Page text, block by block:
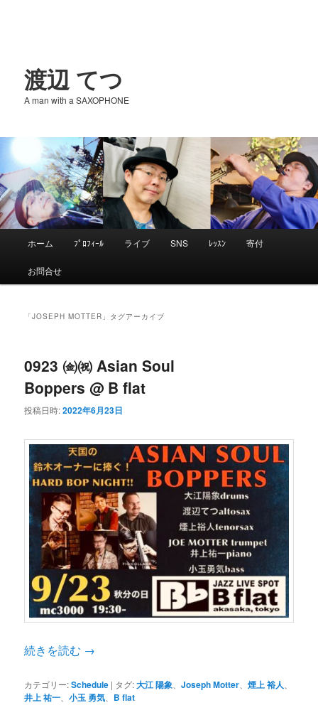
渡辺 てつ
A man with a SAXOPHONE
メ
イ
ン
コ
ン
テ
ン
ツ
へ
移
動
サ
ブ
コ
ン
テ
ン
ツ
へ
移
動
ホーム ﾌﾟﾛﾌｨｰﾙ ライブ SNS ﾚｯｽﾝ 寄付
お問合せ
「JOSEPH MOTTER 」タグアーカイブ
0923 ㈮㈷ Asian Soul
Boppers @ B flat
投稿日時:2022年6月23日
続きを読む →
カテゴリー:Schedule | タグ:大江 陽象 、Joseph Motter 、煙上 裕人
井上 祐一 、小玉 勇気 B flat